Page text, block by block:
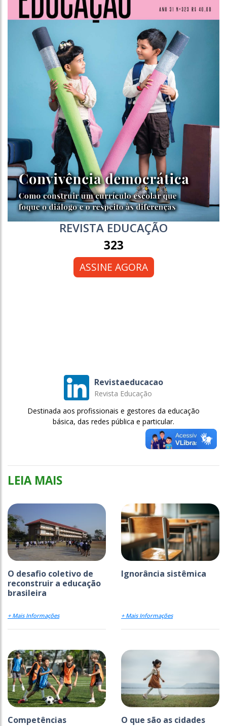
REVISTA EDUCAÇÃO
323
ASSINE AGORA
Revistaeducacao
Revista Educação
Destinada aos profissionais e gestores da educação
básica, das redes pública e particular.
LEIA MAIS
O desafio coletivo de
reconstruir a educação
brasileira
+ Mais Informações
Ignorância sistêmica
+ Mais Informações
Competências
O que são as cidades